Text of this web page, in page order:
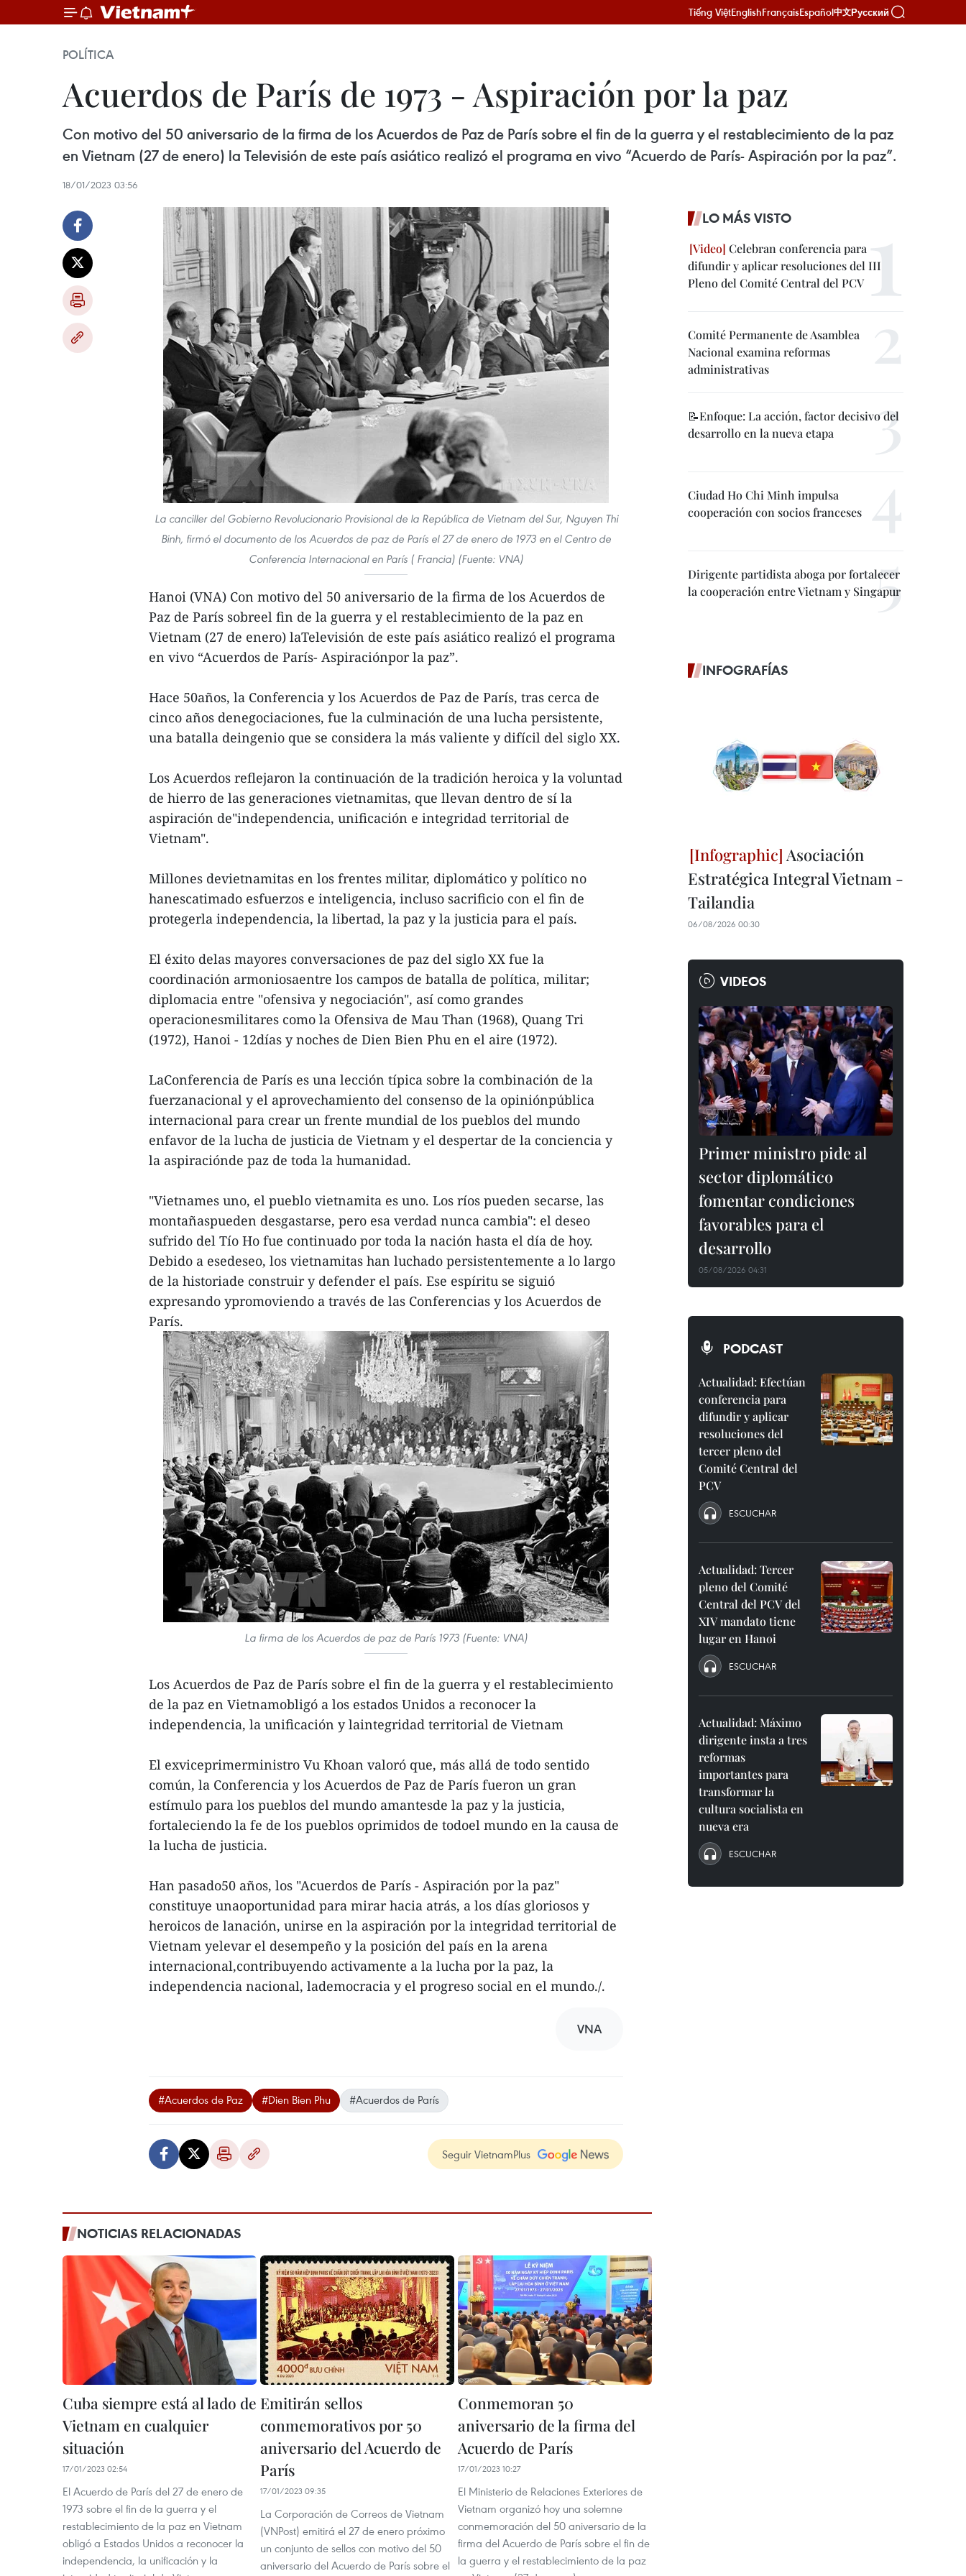
Tiếng ViệtEnglishFrançaisEspañol中文Русский
POLÍTICA
Acuerdos de París de 1973 - Aspiración por la paz
Con motivo del 50 aniversario de la firma de los Acuerdos de Paz de París sobre el fin de la guerra y el restablecimiento de la paz
en Vietnam (27 de enero) la Televisión de este país asiático realizó el programa en vivo “Acuerdo de París- Aspiración por la paz”.
18/01/2023 03:56
La canciller del Gobierno Revolucionario Provisional de la República de Vietnam del Sur, Nguyen Thi
Binh, firmó el documento de los Acuerdos de paz de París el 27 de enero de 1973 en el Centro de
Conferencia Internacional en París ( Francia) (Fuente: VNA)
Hanoi (VNA) Con motivo del 50 aniversario de la firma de los Acuerdos de
Paz de París sobreel fin de la guerra y el restablecimiento de la paz en
Vietnam (27 de enero) laTelevisión de este país asiático realizó el programa
en vivo “Acuerdos de París- Aspiraciónpor la paz”.
Hace 50años, la Conferencia y los Acuerdos de Paz de París, tras cerca de
cinco años denegociaciones, fue la culminación de una lucha persistente,
una batalla deingenio que se considera la más valiente y difícil del siglo XX.
Los Acuerdos reflejaron la continuación de la tradición heroica y la voluntad
de hierro de las generaciones vietnamitas, que llevan dentro de sí la
aspiración de"independencia, unificación e integridad territorial de
Vietnam".
Millones devietnamitas en los frentes militar, diplomático y político no
hanescatimado esfuerzos e inteligencia, incluso sacrificio con el fin de
protegerla independencia, la libertad, la paz y la justicia para el país.
El éxito delas mayores conversaciones de paz del siglo XX fue la
coordinación armoniosaentre los campos de batalla de política, militar;
diplomacia entre "ofensiva y negociación", así como grandes
operacionesmilitares como la Ofensiva de Mau Than (1968), Quang Tri
(1972), Hanoi - 12días y noches de Dien Bien Phu en el aire (1972).
LaConferencia de París es una lección típica sobre la combinación de la
fuerzanacional y el aprovechamiento del consenso de la opiniónpública
internacional para crear un frente mundial de los pueblos del mundo
enfavor de la lucha de justicia de Vietnam y el despertar de la conciencia y
la aspiraciónde paz de toda la humanidad.
"Vietnames uno, el pueblo vietnamita es uno. Los ríos pueden secarse, las
montañaspueden desgastarse, pero esa verdad nunca cambia": el deseo
sufrido del Tío Ho fue continuado por toda la nación hasta el día de hoy.
Debido a esedeseo, los vietnamitas han luchado persistentemente a lo largo
de la historiade construir y defender el país. Ese espíritu se siguió
expresando ypromoviendo a través de las Conferencias y los Acuerdos de
París.
La firma de los Acuerdos de paz de París 1973 (Fuente: VNA)
Los Acuerdos de Paz de París sobre el fin de la guerra y el restablecimiento
de la paz en Vietnamobligó a los estados Unidos a reconocer la
independencia, la unificación y laintegridad territorial de Vietnam
El exviceprimerministro Vu Khoan valoró que, más allá de todo sentido
común, la Conferencia y los Acuerdos de Paz de París fueron un gran
estímulo para los pueblos del mundo amantesde la paz y la justicia,
fortaleciendo la fe de los pueblos oprimidos de todoel mundo en la causa de
la lucha de justicia.
Han pasado50 años, los "Acuerdos de París - Aspiración por la paz"
constituye unaoportunidad para mirar hacia atrás, a los días gloriosos y
heroicos de lanación, unirse en la aspiración por la integridad territorial de
Vietnam yelevar el desempeño y la posición del país en la arena
internacional,contribuyendo activamente a la lucha por la paz, la
independencia nacional, lademocracia y el progreso social en el mundo./.
VNA
#Acuerdos de Paz #Dien Bien Phu #Acuerdos de París
Seguir VietnamPlus
NOTICIAS RELACIONADAS
Cuba siempre está al lado de
Vietnam en cualquier
situación
17/01/2023 02:54
El Acuerdo de París del 27 de enero de
1973 sobre el fin de la guerra y el
restablecimiento de la paz en Vietnam
obligó a Estados Unidos a reconocer la
independencia, la unificación y la
Emitirán sellos
conmemorativos por 50
aniversario del Acuerdo de
París
17/01/2023 09:35
La Corporación de Correos de Vietnam
(VNPost) emitirá el 27 de enero próximo
un conjunto de sellos con motivo del 50
aniversario del Acuerdo de París sobre el
Conmemoran 50
aniversario de la firma del
Acuerdo de París
17/01/2023 10:27
El Ministerio de Relaciones Exteriores de
Vietnam organizó hoy una solemne
conmemoración del 50 aniversario de la
firma del Acuerdo de París sobre el fin de
la guerra y el restablecimiento de la paz
LO MÁS VISTO
Celebran conferencia para
difundir y aplicar resoluciones del III
Pleno del Comité Central del PCV
Comité Permanente de Asamblea
Nacional examina reformas
administrativas
📝Enfoque: La acción, factor decisivo del
desarrollo en la nueva etapa
Ciudad Ho Chi Minh impulsa
cooperación con socios franceses
Dirigente partidista aboga por fortalecer
la cooperación entre Vietnam y Singapur
INFOGRAFÍAS
Asociación
Estratégica Integral Vietnam -
Tailandia
06/08/2026 00:30
VIDEOS
Primer ministro pide al
sector diplomático
fomentar condiciones
favorables para el
desarrollo
05/08/2026 04:31
PODCAST
Actualidad: Efectúan
conferencia para
difundir y aplicar
resoluciones del
tercer pleno del
Comité Central del
PCV
ESCUCHAR
Actualidad: Tercer
pleno del Comité
Central del PCV del
XIV mandato tiene
lugar en Hanoi
ESCUCHAR
Actualidad: Máximo
dirigente insta a tres
reformas
importantes para
transformar la
cultura socialista en
nueva era
ESCUCHAR